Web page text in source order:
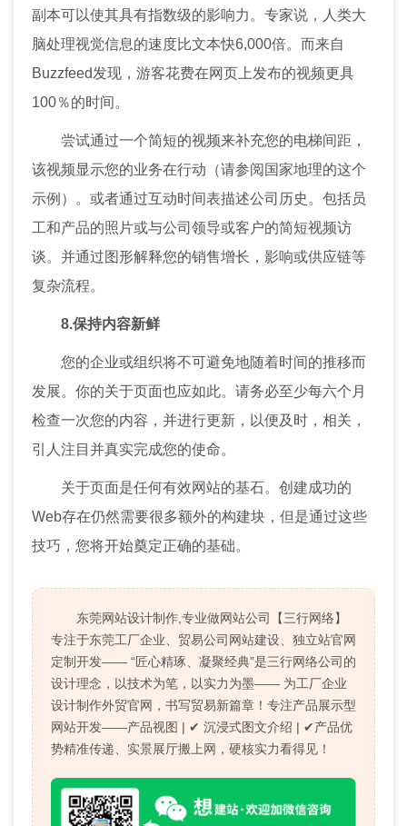
副本可以使其具有指数级的影响力。专家说，人类大
脑处理视觉信息的速度比文本快6,000倍。而来自
Buzzfeed发现，游客花费在网页上发布的视频更具
100％的时间。
尝试通过一个简短的视频来补充您的电梯间距，
该视频显示您的业务在行动（请参阅国家地理的这个
示例）。或者通过互动时间表描述公司历史。包括员
工和产品的照片或与公司领导或客户的简短视频访
谈。并通过图形解释您的销售增长，影响或供应链等
复杂流程。
8.保持内容新鲜
您的企业或组织将不可避免地随着时间的推移而
发展。你的关于页面也应如此。请务必至少每六个月
检查一次您的内容，并进行更新，以便及时，相关，
引人注目并真实完成您的使命。
关于页面是任何有效网站的基石。创建成功的
Web存在仍然需要很多额外的构建块，但是通过这些
技巧，您将开始奠定正确的基础。
东莞网站设计制作,专业做网站公司【三行网络】
专注于东莞工厂企业、贸易公司网站建设、独立站官网
定制开发—— “匠心精琢、凝聚经典”是三行网络公司的
设计理念，以技术为笔，以实力为墨—— 为工厂企业
设计制作外贸官网，书写贸易新篇章！专注产品展示型
网站开发——产品视图 | ✔ 沉浸式图文介绍 | ✔产品优
势精准传递、实景展厅搬上网，硬核实力看得见！